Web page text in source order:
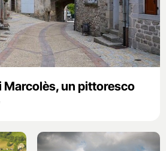
Marcolès, un pittoresco